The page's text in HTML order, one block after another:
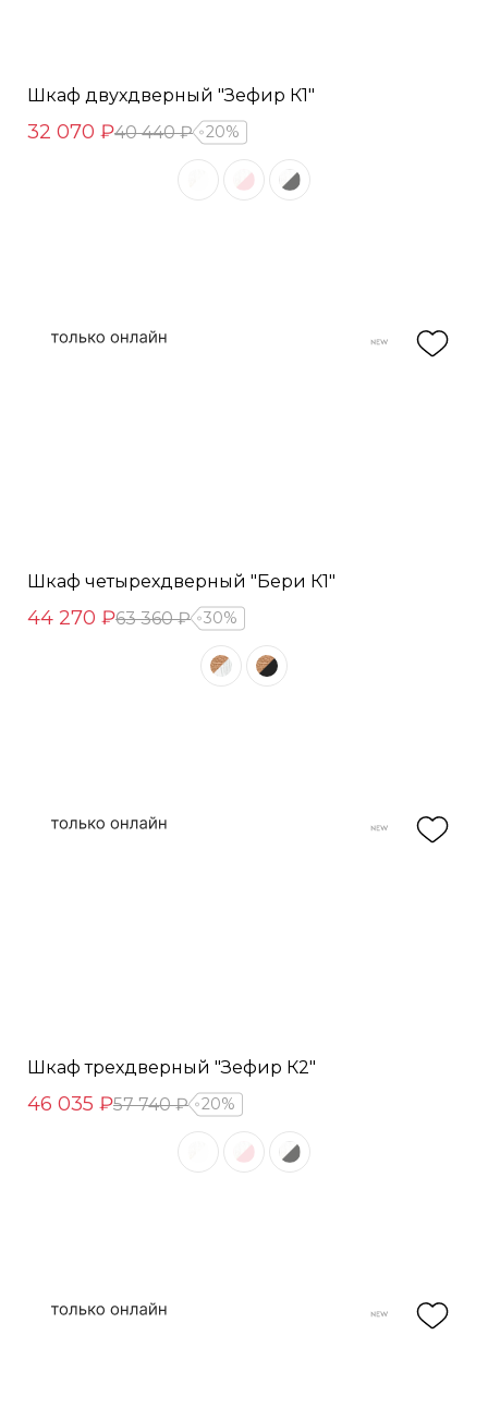
Шкаф двухдверный "Зефир К1"
32 070 ₽40 440 ₽ 20%
Шкаф четырехдверный "Бери К1"
44 270 ₽63 360 ₽ 30%
Шкаф трехдверный "Зефир К2"
46 035 ₽57 740 ₽ 20%